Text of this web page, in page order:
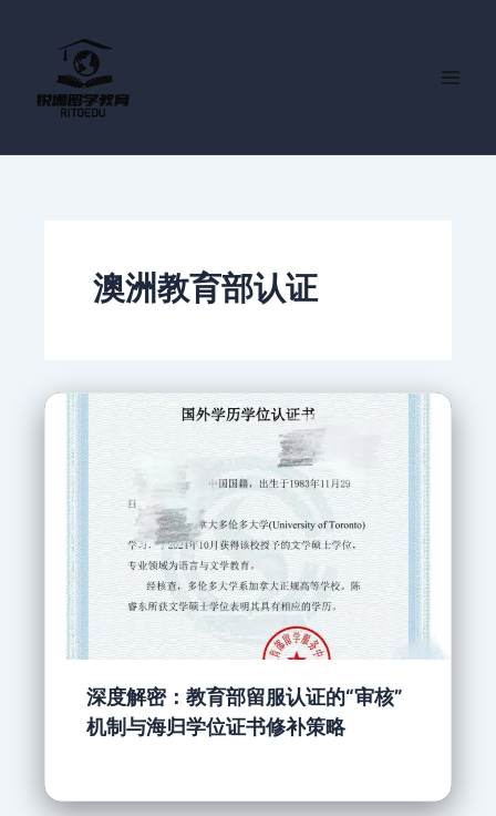
澳洲教育部认证
深度解密：教育部留服认证的“审核”
机制与海归学位证书修补策略